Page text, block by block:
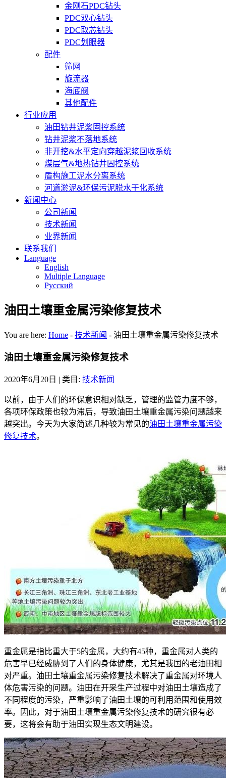
金刚石PDC钻头
PDC双心钻头
PDC取芯钻头
PDC划眼器
配件
筛网
旋流器
海底阀
其他配件
行业应用
油田钻井泥浆固控系统
钻井泥浆不落地系统
非开挖&水平定向穿越泥浆回收系统
煤层气&地热钻井固控系统
盾构施工泥水分离系统
河道淤泥&环保污泥脱水干化系统
新闻中心
公司新闻
技术新闻
业界新闻
联系我们
Language
English
Multiple Language
Русский
油田土壤重金属污染修复技术
You are here: Home - 技术新闻 - 油田土壤重金属污染修复技术
油田土壤重金属污染修复技术
2020年6月20日 | 类目: 技术新闻
以前，由于人们的环保意识相对缺乏，管理的监管力度不够，
各项环保政策也较为滞后，导致油田土壤重金属污染问题越来
越突出。今天为大家简述几种较为常见的油田土壤重金属污染
修复技术。
重金属是指比重大于5的金属，大约有45种，重金属对人类的
危害早已经威胁到了人们的身体健康，尤其是我国的老油田相
对严重。油田土壤重金属污染修复技术解决了重金属对环境人
体危害污染的问题。油田在开采生产过程中对油田土壤造成了
不同程度的污染，严重影响了油田土壤的可利用范围和使用效
率。因此，对于油田土壤重金属污染修复技术的研究很有必
要，这将会有助于油田实现生态文明建设。